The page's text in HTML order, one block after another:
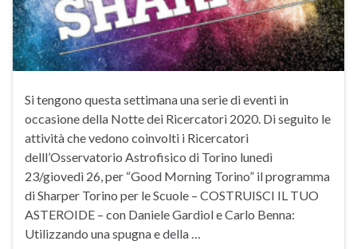
Si tengono questa settimana una serie di eventi in
occasione della Notte dei Ricercatori 2020. Di seguito le
attività che vedono coinvolti i Ricercatori
delll’Osservatorio Astrofisico di Torino lunedì
23/giovedì 26, per “Good Morning Torino” il programma
di Sharper Torino per le Scuole – COSTRUISCI IL TUO
ASTEROIDE – con Daniele Gardiol e Carlo Benna:
Utilizzando una spugna e della …